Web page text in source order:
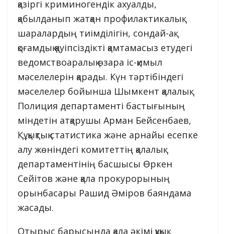
қазіргі криминогендік ахуалды,
қабылданып жатқан профилактикалық
шаралардың тиімділігін, сондай-ақ
қоғамдық қауіпсіздікті қамтамасыз етудегі
ведомствоаралық өзара іс-қимыл
мәселелерін қарады. Күн тәртібіндегі
мәселелер бойынша Шымкент қалалық
Полиция департаменті бастығының
міндетін атқарушы Арман Бейсенбаев,
Құқықтық статистика және арнайы есепке
алу жөніндегі комитеттің қалалық
департаментінің басшысы Өркен
Сейітов және қала прокурорының
орынбасары Рашид Әміров баяндама
жасады.
Отырыс барысында қала әкімі құқық